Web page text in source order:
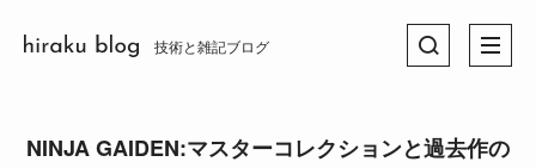
技術と雑記ブログ
NINJA GAIDEN:マスターコレクションと過去作の